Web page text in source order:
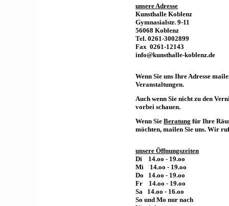
unsere Adresse
Kunsthalle Koblenz
Gymnasialstr. 9-11
56068 Koblenz
Tel. 0261-3002899
Fax 0261-12143
info@kunsthalle-koblenz.de
Wenn Sie uns Ihre Adresse
Veranstaltungen.
Auch wenn Sie nicht zu den
vorbei schauen.
Wenn Sie Beratung für Ihre
möchten, mailen Sie uns. Wir
unsere Öffnungszeiten
Di 14.oo - 19.oo
Mi 14.oo - 19.oo
Do 14.oo - 19.oo
Fr 14.oo - 19.oo
Sa 14.oo - 16.oo
So und Mo nur nach